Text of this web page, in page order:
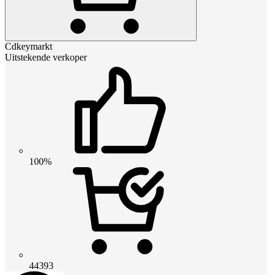
Cdkeymarkt
Uitstekende verkoper
100%
44393